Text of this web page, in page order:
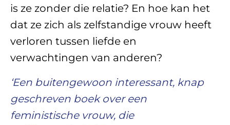
is ze zonder die relatie? En hoe kan het
dat ze zich als zelfstandige vrouw heeft
verloren tussen liefde en
verwachtingen van anderen?
‘Een buitengewoon interessant, knap
geschreven boek over een
feministische vrouw, die